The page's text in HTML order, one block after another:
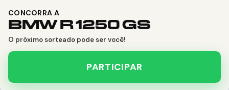
CONCORRA A
BMW R 1250 GS
O próximo sorteado pode ser você!
PARTICIPAR